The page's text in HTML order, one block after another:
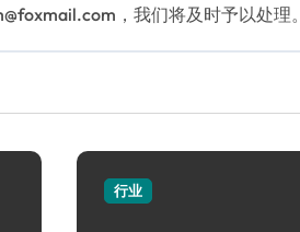
，我们将及时予以处理。
行业